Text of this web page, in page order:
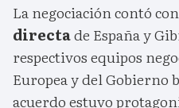
La negociación contó
directade España y
respectivos equipos
Europea y del
acuerdo estuvo